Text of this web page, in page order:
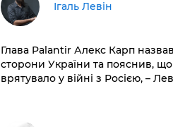
Ігаль Левін
Глава Palantir Алекс Карп
сторони України та пояснив, що
врятувало у війні з Росією, –